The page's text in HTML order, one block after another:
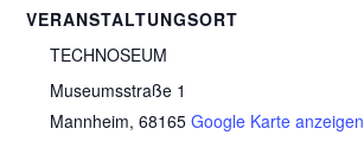
VERANSTALTUNGSORT
TECHNOSEUM
Museumsstraße 1
Mannheim, 68165 Google Karte anzeigen